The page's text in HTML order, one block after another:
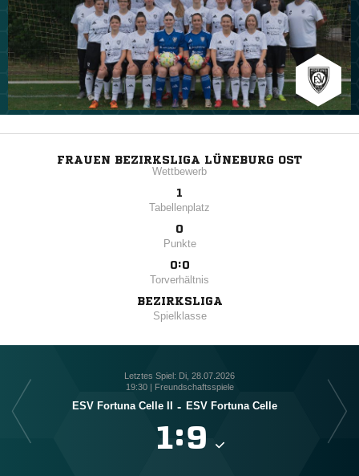
FRAUEN BEZIRKSLIGA LÜNEBURG OST
Wettbewerb
1
Tabellenplatz
0
Punkte
0:0
Torverhältnis
BEZIRKSLIGA
Spielklasse
Letztes Spiel: Di, 28.07.2026
19:30 | Freundschaftsspiele
ESV Fortuna Celle II - ESV Fortuna Celle
: